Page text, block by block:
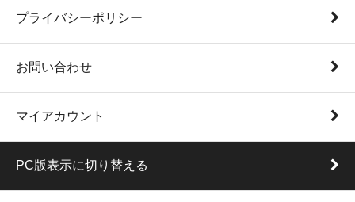
プライバシーポリシー
お問い合わせ
マイアカウント
PC版表示に切り替える